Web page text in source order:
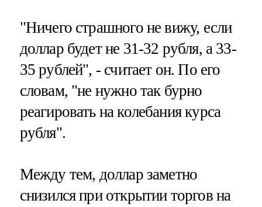
"Ничего страшного не вижу, если
доллар будет не 31-32 рубля, а 33-
35 рублей", - считает он. По его
словам, "не нужно так бурно
реагировать на колебания курса
рубля".
Между тем, доллар заметно
снизился при открытии торгов на